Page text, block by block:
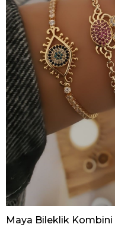
Maya Bileklik Kombini